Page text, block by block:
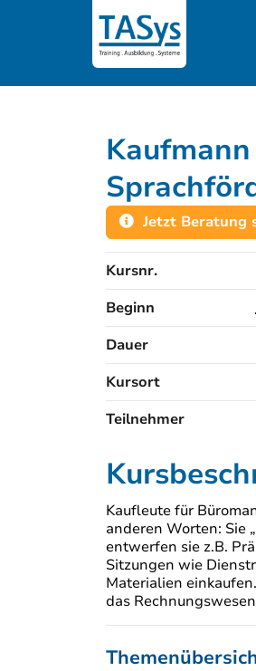
Jetzt Beratung
Kursnr.
Beginn
Dauer
Kursort
Teilnehmer
Kaufleute für
anderen Worten: Sie
entwerfen sie z.B.
Sitzungen wie
Materialien
das